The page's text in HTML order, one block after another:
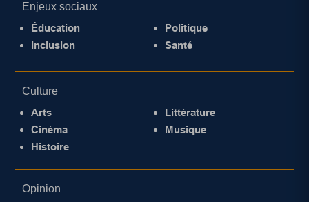
Enjeux sociaux
Éducation
Inclusion
Politique
Santé
Culture
Arts
Cinéma
Histoire
Littérature
Musique
Opinion